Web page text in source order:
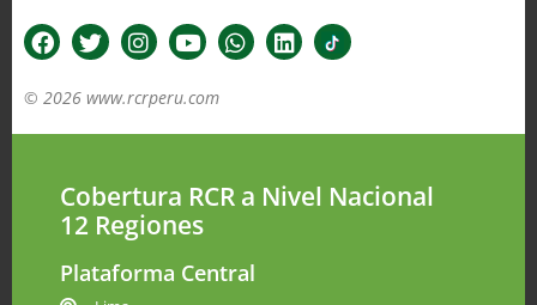
© 2026 www.rcrperu.com
Cobertura RCR a Nivel Nacional
12 Regiones
Plataforma Central